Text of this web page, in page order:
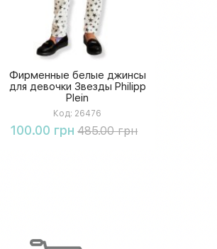
Фирменные белые джинсы
для девочки Звезды Philipp
Plein
Код: 26476
100.00 грн 485.00 грн
Купить